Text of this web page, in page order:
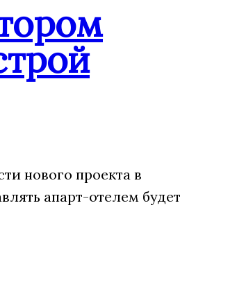
нового проекта в
апарт-отелем будет